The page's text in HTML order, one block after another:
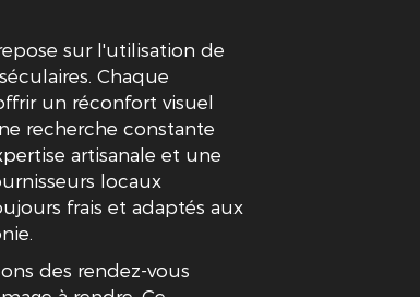
sur l'utilisation de
Chaque
un réconfort visuel
recherche constante
artisanale et une
locaux
frais et adaptés aux
des rendez-vous